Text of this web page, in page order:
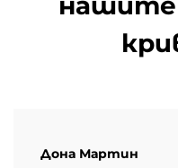
Дона Мартин